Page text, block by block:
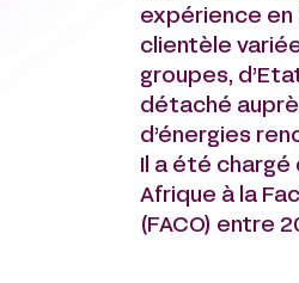
expérience en
clientèle
groupes,
détaché
d’énergies
Il a été
Afrique à la
(FACO) entre